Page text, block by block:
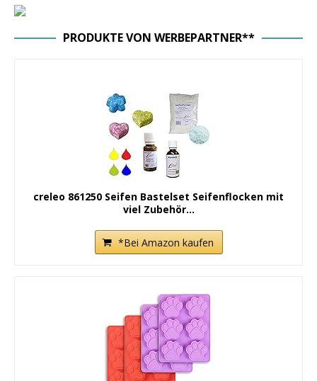
PRODUKTE VON WERBEPARTNER**
creleo 861250 Seifen Bastelset Seifenflocken mit
viel Zubehör...
*Bei Amazon kaufen